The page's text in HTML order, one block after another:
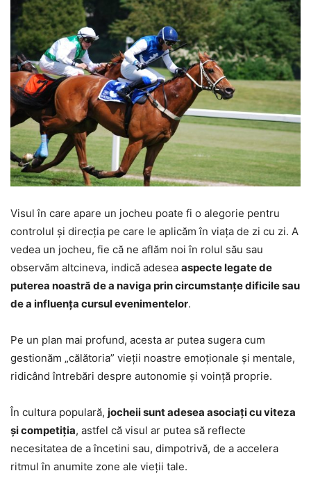
Visul în care apare un jocheu poate fi o alegorie pentru
controlul și direcția pe care le aplicăm în viața de zi cu zi. A
vedea un jocheu, fie că ne aflăm noi în rolul său sau
observăm altcineva, indică adesea aspecte legate de
puterea noastră de a naviga prin circumstanțe dificile sau
de a influența cursul evenimentelor.
Pe un plan mai profund, acesta ar putea sugera cum
gestionăm „călătoria” vieții noastre emoționale și mentale,
ridicând întrebări despre autonomie și voință proprie.
În cultura populară, jocheii sunt adesea asociați cu viteza
și competiția, astfel că visul ar putea să reflecte
necesitatea de a încetini sau, dimpotrivă, de a accelera
ritmul în anumite zone ale vieții tale.